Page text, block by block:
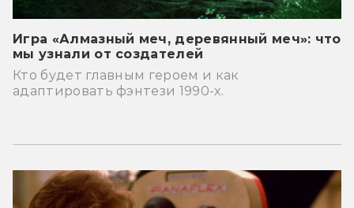
Игра «Алмазный меч, деревянный меч»: что
мы узнали от создателей
Кто будет главным героем и как
адаптировать фэнтези 1990-х.